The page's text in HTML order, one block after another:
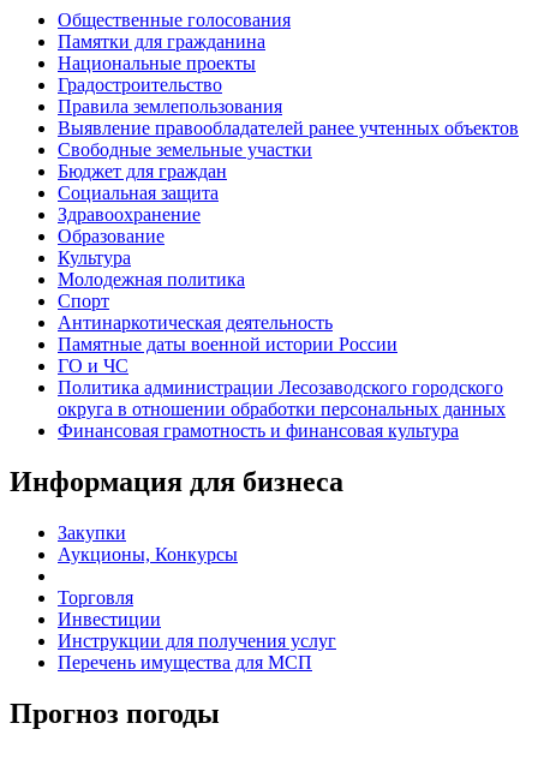
Общественные голосования
Памятки для гражданина
Национальные проекты
Градостроительство
Правила землепользования
Выявление правообладателей ранее учтенных объектов
Свободные земельные участки
Бюджет для граждан
Социальная защита
Здравоохранение
Образование
Культура
Молодежная политика
Спорт
Антинаркотическая деятельность
Памятные даты военной истории России
ГО и ЧС
Политика администрации Лесозаводского городского
округа в отношении обработки персональных данных
Финансовая грамотность и финансовая культура
Информация для бизнеса
Закупки
Аукционы, Конкурсы
Торговля
Инвестиции
Инструкции для получения услуг
Перечень имущества для МСП
Прогноз погоды